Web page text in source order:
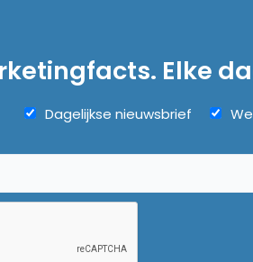
Elke
Dagelijkse nieuwsbrief